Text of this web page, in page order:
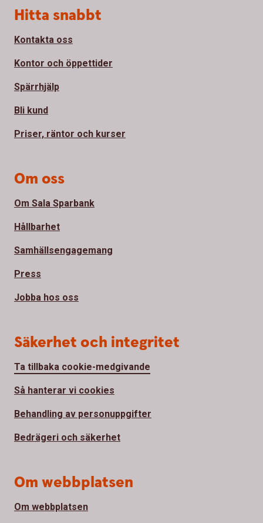
Sidfot
Hitta snabbt
Kontakta oss
Kontor och öppettider
Spärrhjälp
Bli kund
Priser, räntor och kurser
Om oss
Om Sala Sparbank
Hållbarhet
Samhällsengagemang
Press
Jobba hos oss
Säkerhet och integritet
Ta tillbaka cookie-medgivande
Så hanterar vi cookies
Behandling av personuppgifter
Bedrägeri och säkerhet
Om webbplatsen
Om webbplatsen